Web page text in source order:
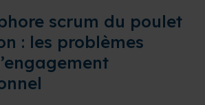
scrum du poulet
: les problèmes